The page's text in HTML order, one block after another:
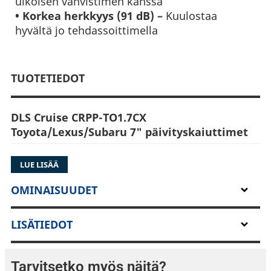
• Korkea herkkyys (91 dB) – Kuulostaa
hyvältä jo tehdassoittimella
TUOTETIEDOT
DLS Cruise CRPP-TO1.7CX
Toyota/Lexus/Subaru 7" päivityskaiuttimet
DLS CRPP-TO1.7CX on ajoneuvokohtainen 7″
koaksiaalikaiutinsetti, suunniteltu erityisesti
takaovi kaiuttimien päivitykseen suosituimpiin
Toyota-, Lexus-, Subaru- ja muihin saman
rakenteen jakaviin automalleihin. Kaiutin
tarjoaa aidon plug & play -asennuksen, tuoden
DLS:n tunnetun luonnollisen ja musikaalisen
äänenlaadun tehdasasennuksen tilalle.
LUE LISÄÄ
OMINAISUUDET
LISÄTIEDOT
Tarvitsetko myös näitä?